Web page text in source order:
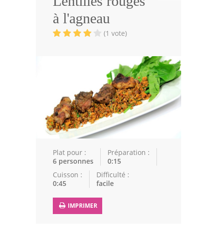
Volailles
Cuisines Orientales
Cuisine Algérienne
Cuisine Tunisienne
Cuisine Juive
Cuisine Libanaise
Astuces de cuisine
à l'agneau
(1 vote)
Plat pour :
6 personnes
Préparation :
0:15
Cuisson :
0:45
Difficulté :
facile
IMPRIMER